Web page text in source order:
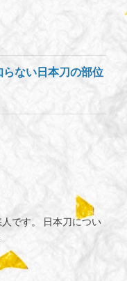
ない日本刀の部位
です。 日本刀につい